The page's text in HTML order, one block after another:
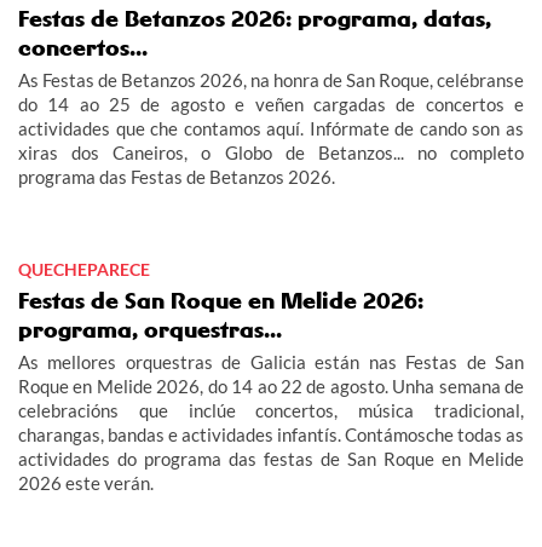
Festas de Betanzos 2026: programa, datas,
concertos...
As Festas de Betanzos 2026, na honra de San Roque, celébranse
do 14 ao 25 de agosto e veñen cargadas de concertos e
actividades que che contamos aquí. Infórmate de cando son as
xiras dos Caneiros, o Globo de Betanzos... no completo
programa das Festas de Betanzos 2026.
QUECHEPARECE
Festas de San Roque en Melide 2026:
programa, orquestras...
As mellores orquestras de Galicia están nas Festas de San
Roque en Melide 2026, do 14 ao 22 de agosto. Unha semana de
celebracións que inclúe concertos, música tradicional,
charangas, bandas e actividades infantís. Contámosche todas as
actividades do programa das festas de San Roque en Melide
2026 este verán.